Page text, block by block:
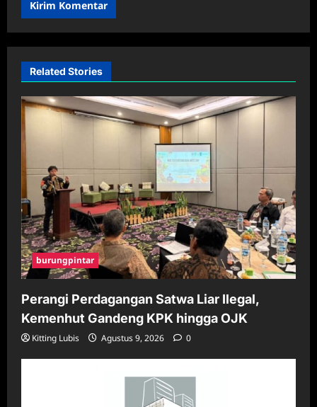
Related Stories
burungpintar
Perangi Perdagangan Satwa Liar Ilegal,
Kemenhut Gandeng KPK hingga OJK
Kitting Lubis Agustus 9, 2026 0